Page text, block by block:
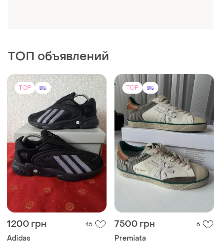
ТОП объявлений
TOP
1200 грн 45
Adidas
TOP
7500 грн 6
Premiata